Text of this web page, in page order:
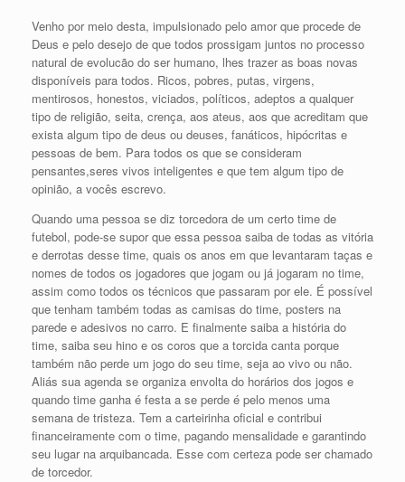
Venho por meio desta, impulsionado pelo amor que procede de
Deus e pelo desejo de que todos prossigam juntos no processo
natural de evolucão do ser humano, lhes trazer as boas novas
disponíveis para todos. Ricos, pobres, putas, virgens,
mentirosos, honestos, viciados, políticos, adeptos a qualquer
tipo de religião, seita, crença, aos ateus, aos que acreditam que
exista algum tipo de deus ou deuses, fanáticos, hipócritas e
pessoas de bem. Para todos os que se consideram
pensantes,seres vivos inteligentes e que tem algum tipo de
opinião, a vocês escrevo.
Quando uma pessoa se diz torcedora de um certo time de
futebol, pode-se supor que essa pessoa saiba de todas as vitória
e derrotas desse time, quais os anos em que levantaram taças e
nomes de todos os jogadores que jogam ou já jogaram no time,
assim como todos os técnicos que passaram por ele. É possível
que tenham também todas as camisas do time, posters na
parede e adesivos no carro. E finalmente saiba a história do
time, saiba seu hino e os coros que a torcida canta porque
também não perde um jogo do seu time, seja ao vivo ou não.
Aliás sua agenda se organiza envolta do horários dos jogos e
quando time ganha é festa a se perde é pelo menos uma
semana de tristeza. Tem a carteirinha oficial e contribui
financeiramente com o time, pagando mensalidade e garantindo
seu lugar na arquibancada. Esse com certeza pode ser chamado
de torcedor.